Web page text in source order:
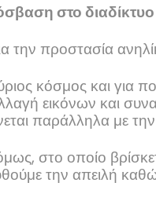
στο διαδίκτυο
την προστασία
κόσμος και
εικόνων και
παράλληλα με
στο οποίο
την απειλή